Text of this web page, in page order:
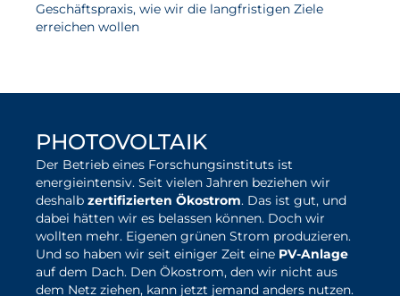
Neuigkeiten
Awards und Auszeichnungen
Für die Presse
Geschäftspraxis, wie wir die langfristigen Ziele
erreichen wollen
Nachhaltigkeitsrichtlinie
PHOTOVOLTAIK
Der Betrieb eines Forschungsinstituts ist
energieintensiv. Seit vielen Jahren beziehen wir
deshalb zertifizierten Ökostrom. Das ist gut, und
dabei hätten wir es belassen können. Doch wir
wollten mehr. Eigenen grünen Strom produzieren.
Und so haben wir seit einiger Zeit eine PV-Anlage
auf dem Dach. Den Ökostrom, den wir nicht aus
dem Netz ziehen, kann jetzt jemand anders nutzen.